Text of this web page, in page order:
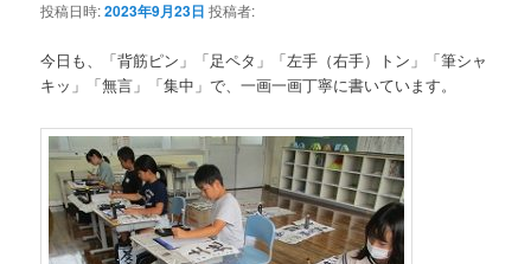
投稿日時:2023年9月23日 投稿者:
今日も、「背筋ピン」「足ペタ」「左手（右手）トン」「筆シャ
キッ」「無言」「集中」で、一画一画丁寧に書いています。